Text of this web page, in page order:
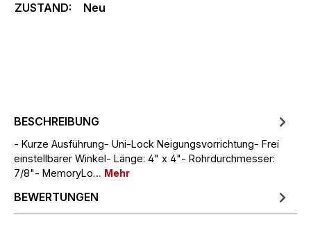
ZUSTAND:
Neu
BESCHREIBUNG
- Kurze Ausführung- Uni-Lock Neigungsvorrichtung- Frei
einstellbarer Winkel- Länge: 4" x 4"- Rohrdurchmesser:
7/8"- MemoryLo… Mehr
BEWERTUNGEN